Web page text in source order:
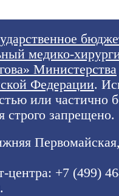
медико-
Министерства
Федерации.
или частично
строго запрещено.
центра: +7 (499)